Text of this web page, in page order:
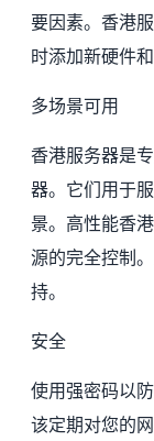
要因素。香港
时添加新硬件
多场景可用
香港服务器是
器。它们用于
景。高性能香
源的完全控制
持。
安全
使用强密码以
该定期对您的